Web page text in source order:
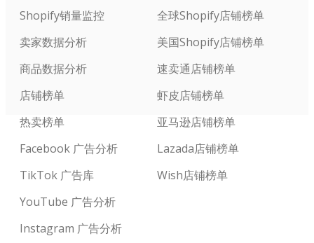
Shopify销量监控
卖家数据分析
商品数据分析
店铺榜单
热卖榜单
Facebook 广告分析
TikTok 广告库
YouTube 广告分析
Instagram 广告分析
全球Shopify店铺榜单
美国Shopify店铺榜单
速卖通店铺榜单
虾皮店铺榜单
亚马逊店铺榜单
Lazada店铺榜单
Wish店铺榜单